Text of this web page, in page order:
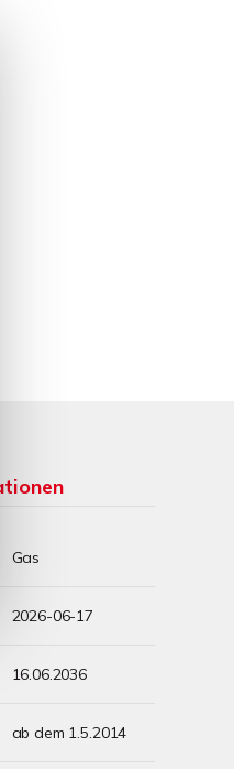
Gas
2026-06-17
16.06.2036
ab dem 1.5.2014